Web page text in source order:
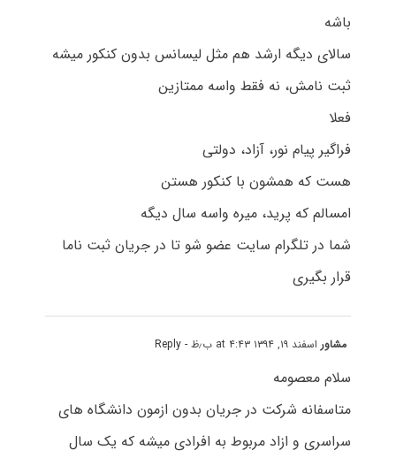
باشه
سالای دیگه ارشد هم مثل لیسانس بدون کنکور میشه
ثبت نامش، نه فقط واسه ممتازین
فعلا
فراگیر پیام نور، آزاد، دولتی
هست که همشون با کنکور هستن
امسالم که پرید، میره واسه سال دیگه
شما در تلگرام سایت عضو شو تا در جریان ثبت ناما
قرار بگیری
مشاوراسفند ۱۹, ۱۳۹۴ at ۴:۴۳ ب٫ظ - Reply
سلام معصومه
متاسفانه شرکت در جریان بدون ازمون دانشگاه های
سراسری و ازاد مربوط به افرادی میشه که یک سال